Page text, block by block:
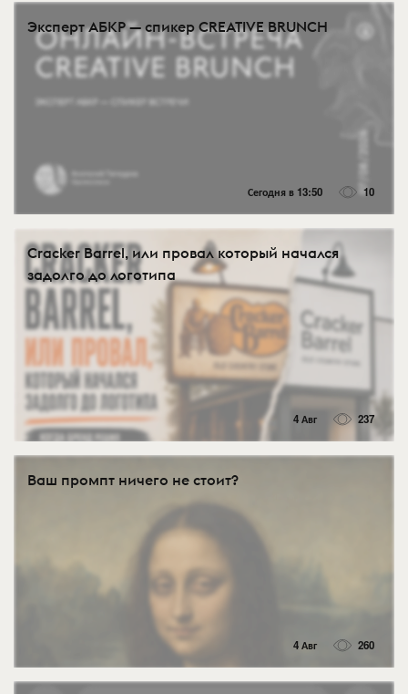
Эксперт АБКР — спикер CREATIVE BRUNCH
Сегодня в 13:50 10
Cracker Barrel, или провал который начался
задолго до логотипа
4 Авг 237
Ваш промпт ничего не стоит?
4 Авг 260